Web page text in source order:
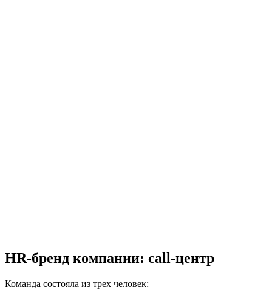
HR-бренд компании: call-центр
Команда состояла из трех человек: